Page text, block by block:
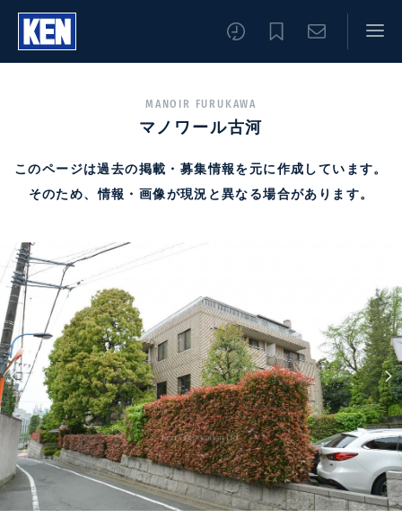
MANOIR FURUKAWA
マノワール古河
このページは過去の掲載・募集情報を元に作成しています。
そのため、情報・画像が現況と異なる場合があります。